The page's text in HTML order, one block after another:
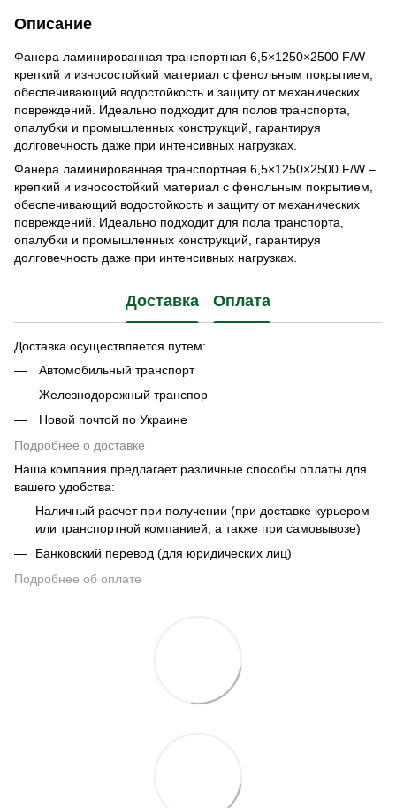
Описание
Фанера ламинированная транспортная 6,5×1250×2500 F/W –
крепкий и износостойкий материал с фенольным покрытием,
обеспечивающий водостойкость и защиту от механических
повреждений. Идеально подходит для полов транспорта,
опалубки и промышленных конструкций, гарантируя
долговечность даже при интенсивных нагрузках.
Фанера ламинированная транспортная 6,5×1250×2500 F/W –
крепкий и износостойкий материал с фенольным покрытием,
обеспечивающий водостойкость и защиту от механических
повреждений. Идеально подходит для пола транспорта,
опалубки и промышленных конструкций, гарантируя
долговечность даже при интенсивных нагрузках.
Доставка Оплата
Доставка осуществляется путем:
Автомобильный транспорт
Железнодорожный транспор
Новой почтой по Украине
Подробнее о доставке
Наша компания предлагает различные способы оплаты для
вашего удобства:
Наличный расчет при получении (при доставке курьером
или транспортной компанией, а также при самовывозе)
Банковский перевод (для юридических лиц)
Подробнее об оплате